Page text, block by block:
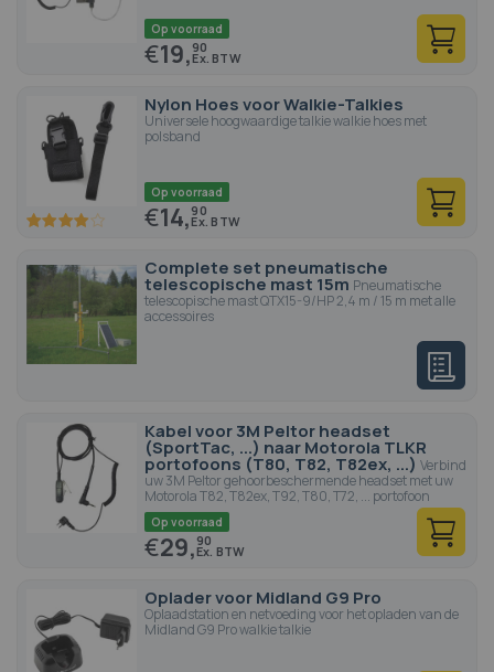
Op voorraad
€19,90
Nylon Hoes voor Walkie-Talkies
Universele hoogwaardige talkie walkie hoes met
polsband
80 100
Op voorraad
€14,90
Complete set pneumatische
telescopische mast 15m Pneumatische
telescopische mast QTX15-9/HP 2,4 m / 15 m met alle
accessoires
Kabel voor 3M Peltor headset
(SportTac, ...) naar Motorola TLKR
portofoons (T80, T82, T82ex, ...) Verbind
uw 3M Peltor gehoorbeschermende headset met uw
Motorola T82, T82ex, T92, T80, T72, ... portofoon
Op voorraad
€29,90
Oplader voor Midland G9 Pro
Oplaadstation en netvoeding voor het opladen van de
Midland G9 Pro walkie talkie